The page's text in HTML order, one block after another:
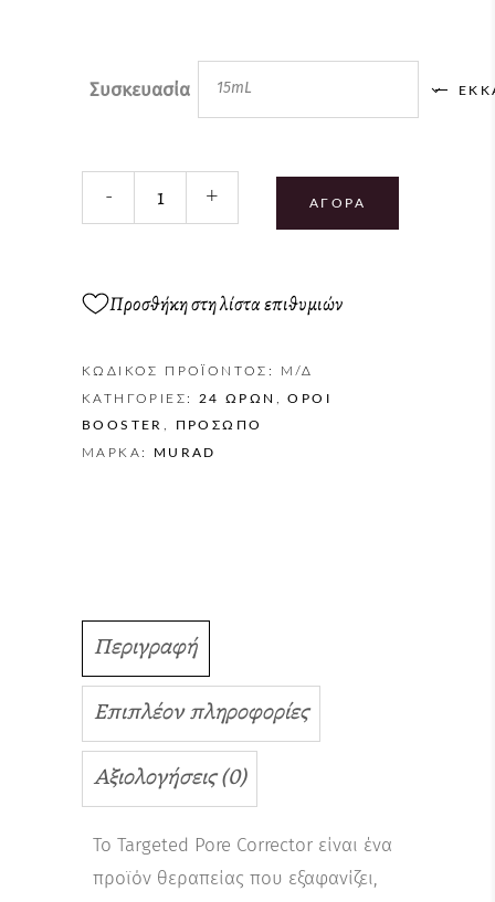
Συσκευασία 15mL
- + ΑΓΟΡΆ
Προσθήκη στη λίστα επιθυμιών
ΚΩΔΙΚΌΣ ΠΡΟΪΌΝΤΟΣ: Μ/Δ
ΚΑΤΗΓΟΡΊΕΣ: 24 ΩΡΏΝ ,ΟΡΟΊ
BOOSTER
ΠΡΌΣΩΠΟ
ΜΆΡΚΑ: MURAD
Περιγραφή
Επιπλέον πληροφορίες
Αξιολογήσεις (0)
Το Targeted Pore Corrector είναι ένα
προϊόν θεραπείας που εξαφανίζει,